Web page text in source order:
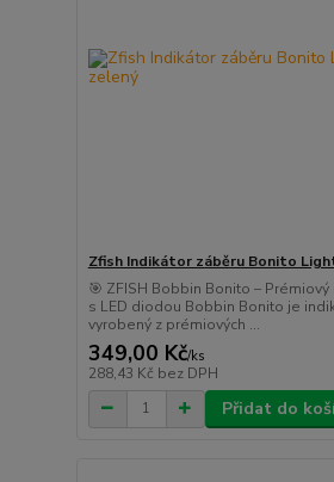
Zfish Indikátor záběru Bonito
🎯 ZFISH Bobbin Bonito –
s LED diodou Bobbin Bonito je
vyrobený z prémiových ...
349,00 Kč/ks
288,43 Kč bez DPH
Přidat do